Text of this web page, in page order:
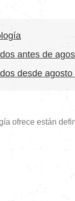
antes de
desde agosto
ofrece están